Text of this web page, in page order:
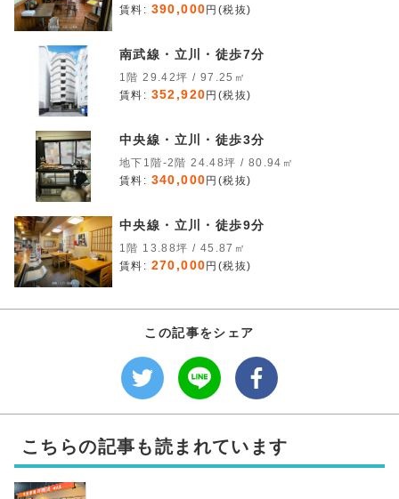
賃料: 390,000 円(税抜)
南武線・立川・徒歩7分
1階 29.42坪 / 97.25㎡
賃料: 352,920 円(税抜)
中央線・立川・徒歩3分
地下1階-2階 24.48坪 / 80.94㎡
賃料: 340,000 円(税抜)
中央線・立川・徒歩9分
1階 13.88坪 / 45.87㎡
賃料: 270,000 円(税抜)
この記事をシェア
こちらの記事も読まれています